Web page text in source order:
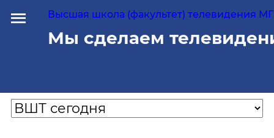
Высшая школа (факультет) телевидения
Мы сделаем